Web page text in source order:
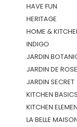
HAVE FUN
HERITAGE
HOME &
INDIGO
JARDIN
JARDIN DE
JARDIN SECRET
KITCHEN BASICS
KITCHEN
LA BELLE